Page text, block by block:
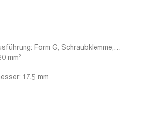
Form G, Schraubklemme,
mm²
17,5 mm